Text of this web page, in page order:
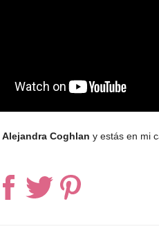
Alejandra Coghlan y estás en mi